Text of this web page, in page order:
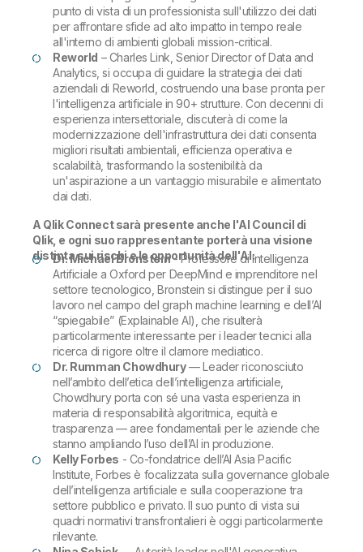
punto di vista di un professionista sull'utilizzo dei dati
per affrontare sfide ad alto impatto in tempo reale
all'interno di ambienti globali mission-critical.
Reworld – Charles Link, Senior Director of Data and
Analytics, si occupa di guidare la strategia dei dati
aziendali di Reworld, costruendo una base pronta per
l'intelligenza artificiale in 90+ strutture. Con decenni di
esperienza intersettoriale, discuterà di come la
modernizzazione dell'infrastruttura dei dati consenta
migliori risultati ambientali, efficienza operativa e
scalabilità, trasformando la sostenibilità da
un'aspirazione a un vantaggio misurabile e alimentato
dai dati.
A Qlik Connect sarà presente anche l'AI Council di
Qlik, e ogni suo rappresentante porterà una visione
distinta sui rischi e le opportunità dell'AI:
Dr. Michael Bronstein- Professore di Intelligenza
Artificiale a Oxford per DeepMind e imprenditore nel
settore tecnologico, Bronstein si distingue per il suo
lavoro nel campo del graph machine learning e dell’AI
“spiegabile” (Explainable AI), che risulterà
particolarmente interessante per i leader tecnici alla
ricerca di rigore oltre il clamore mediatico.
Dr. Rumman Chowdhury— Leader riconosciuto
nell’ambito dell’etica dell’intelligenza artificiale,
Chowdhury porta con sé una vasta esperienza in
materia di responsabilità algoritmica, equità e
trasparenza — aree fondamentali per le aziende che
stanno ampliando l’uso dell’AI in produzione.
Kelly Forbes - Co-fondatrice dell’AI Asia Pacific
Institute, Forbes è focalizzata sulla governance globale
dell’intelligenza artificiale e sulla cooperazione tra
settore pubblico e privato. Il suo punto di vista sui
quadri normativi transfrontalieri è oggi particolarmente
rilevante.